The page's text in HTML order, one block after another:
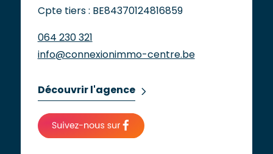
Cpte tiers : BE84370124816859
064 230 321
info@connexionimmo-centre.be
Découvrir l'agence